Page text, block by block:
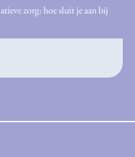
zorg: hoe sluit je aan bij